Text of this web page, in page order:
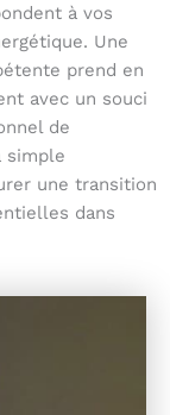
à vos
Une
prend en
avec un souci
de
simple
une transition
dans